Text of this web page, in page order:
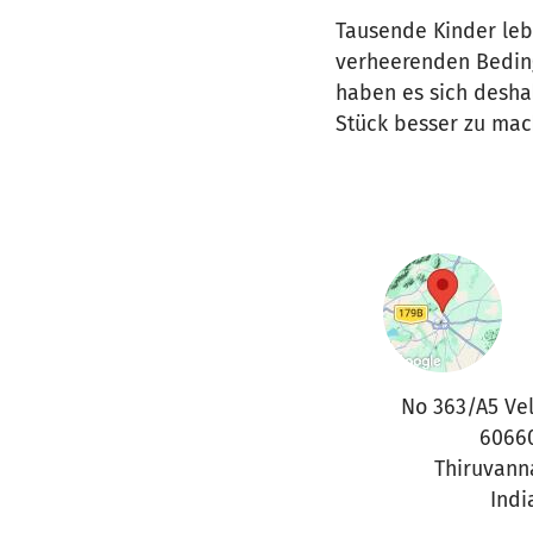
Tausende Kinder
verheerenden
haben es sich
Stück besser zu
No 363/A5